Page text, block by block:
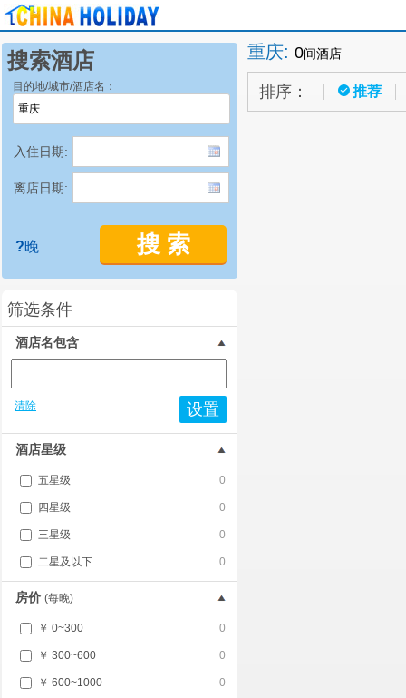
搜索酒店
目的地/城市/酒店名：
入住日期:
离店日期:
?晚 搜 索
筛选条件
酒店名包含
清除 设置
酒店星级
五星级 0
四星级 0
三星级 0
二星及以下 0
房价 (每晚)
￥ 0~300 0
￥ 300~600 0
￥ 600~1000 0
重庆: 0间酒店
排序： 推荐